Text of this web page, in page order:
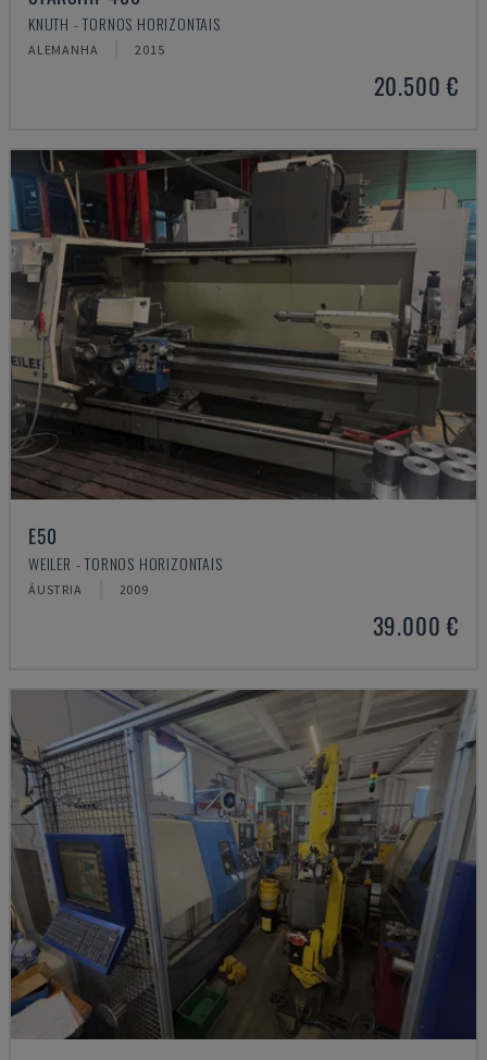
KNUTH - TORNOS HORIZONTAIS
ALEMANHA 2015
20.500 €
E50
WEILER - TORNOS HORIZONTAIS
ÁUSTRIA 2009
39.000 €